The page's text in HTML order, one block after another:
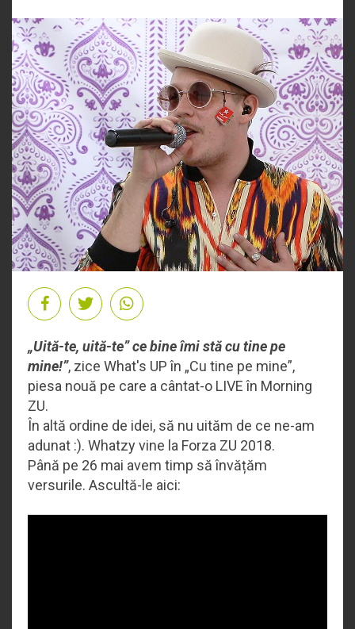
„Uită-te, uită-te” ce bine îmi stă cu tine pe
mine!”, zice What's UP în „Cu tine pe mine”,
piesa nouă pe care a cântat-o LIVE în Morning
ZU.
În altă ordine de idei, să nu uităm de ce ne-am
adunat :). Whatzy vine la Forza ZU 2018.
Până pe 26 mai avem timp să învățăm
versurile. Ascultă-le aici: